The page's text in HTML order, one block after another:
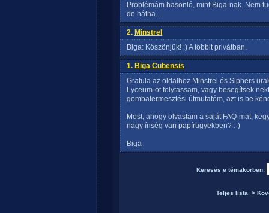
Problémám hasonló, mint Biga-nak. Nem
de hátha....
2. Minstrel
Biga: Köszönjük! :) A többit privátban.
1. Biga Cubensis
Gratula az oldalhoz Minstrel és Siphers
Lyceum-ot folytassam, vagy besegítsek
gombatermesztési útmutatóm, azt is be
Most, ahogy olvastam a saját FAQ-mat,
nagy ínség van papírügyekben? :-)
Biga
Keresés e témakörben:
Teljes lista >